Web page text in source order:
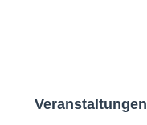
Veranstaltungen